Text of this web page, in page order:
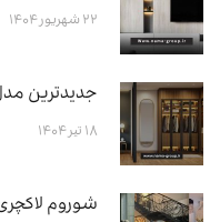
۲۲ شهریور ۱۴۰۴
جدیدترین
۱۸ تیر ۱۴۰۴
شوروم